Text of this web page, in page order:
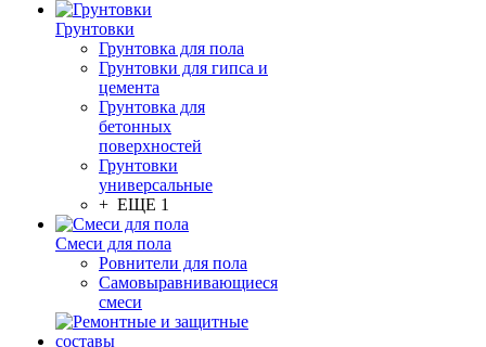
Грунтовки
Грунтовка для пола
Грунтовки для гипса и
цемента
Грунтовка для
бетонных
поверхностей
Грунтовки
универсальные
+ ЕЩЕ 1
Смеси для пола
Ровнители для пола
Самовыравнивающиеся
смеси